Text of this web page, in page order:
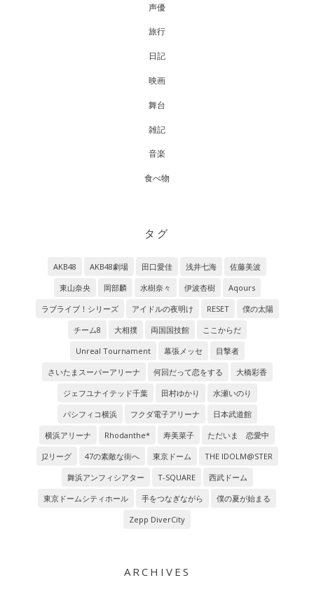
声優
旅行
日記
映画
舞台
雑記
音楽
食べ物
タグ
AKB48 AKB48劇場 田口愛佳 浅井七海
佐藤美波
東山奈央
岡部麟 水樹奈々 伊波杏樹
Aqours
ラブライブ！シリーズ
アイドルの夜明け RESET
僕の太陽
チーム8
大相撲 両国国技館
ここからだ
Unreal Tournament
幕張メッセ
目撃者
さいたまスーパーアリーナ
何回だって恋をする
大橋彩香
ジェフユナイテッド千葉
田村ゆかり
水瀬いのり
パシフィコ横浜
フクダ電子アリーナ
日本武道館
横浜アリーナ
Rhodanthe* 寿美菜子
ただいま 恋愛中
J2リーグ
47の素敵な街へ 東京ドーム
THE IDOLM@STER
舞浜アンフィシアター
T-SQUARE
西武ドーム
東京ドームシティホール
手をつなぎながら
僕の夏が始まる
Zepp DiverCity
ARCHIVES